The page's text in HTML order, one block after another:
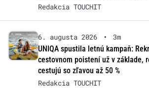
Redakcia TOUCHIT
6. augusta 2026 •
3m
UNIQA spustila letnú kampaň:
cestovnom poistení už v základe,
cestujú so zľavou až 50 %
Redakcia TOUCHIT